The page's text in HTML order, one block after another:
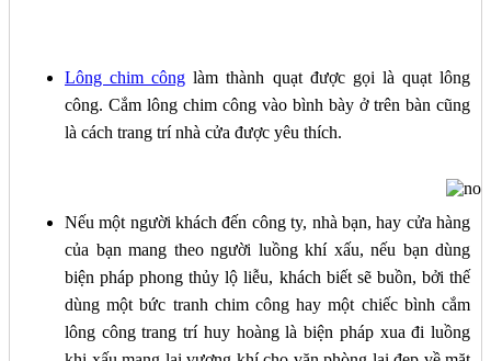
Lông chim công làm thành quạt được gọi là quạt lông
công. Cắm lông chim công vào bình bày ở trên bàn cũng
là cách trang trí nhà cửa được yêu thích.
Nếu một người khách đến công ty, nhà bạn, hay cửa hàng
của bạn mang theo người luồng khí xấu, nếu bạn dùng
biện pháp phong thủy lộ liễu, khách biết sẽ buồn, bởi thế
dùng một bức tranh chim công hay một chiếc bình cắm
lông công trang trí huy hoàng là biện pháp xua đi luồng